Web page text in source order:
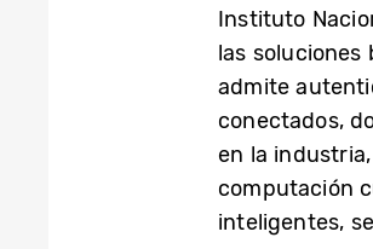
Instituto
las soluciones
admite
conectados,
en la
computación
inteligentes,